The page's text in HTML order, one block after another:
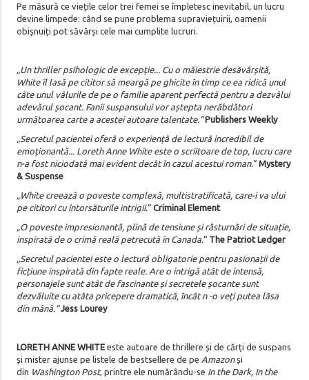
Pe măsură ce viețile celor trei femei se împletesc inevitabil, un lucru
devine limpede: când se pune problema supraviețuirii, oamenii
obișnuiți pot săvârși cele mai cumplite lucruri.
„Un thriller psihologic de excepție... Cu o măiestrie desăvârșită,
White îl lasă pe cititor să meargă pe ghicite în timp ce ea ridică unul
câte unul vălurile de pe o familie aparent perfectă pentru a dezvălui
adevărul șocant. Fanii suspansului vor aștepta nerăbdători
următoarea carte a acestei autoare talentate.“ Publishers Weekly
„Secretul pacientei oferă o experiență de lectură incredibil de
emoționantă... Loreth Anne White este o scriitoare de top, lucru care
n-a fost niciodată mai evident decât în cazul acestui roman.“ Mystery
& Suspense
„White creează o poveste complexă, multistratificată, care-i va ului
pe cititori cu întorsăturile intrigii.“ Criminal Element
„O poveste impresionantă, plină de tensiune și răsturnări de situație,
inspirată de o crimă reală petrecută în Canada. “ The Patriot Ledger
„Secretul pacientei este o lectură obligatorie pentru pasionații de
ficțiune inspirată din fapte reale. Are o intrigă atât de intensă,
personajele sunt atât de fascinante și secretele șocante sunt
dezvăluite cu atâta pricepere dramatică, încât n -o veți putea lăsa
din mână.“Jess Lourey
LORETH ANNE WHITE este autoare de thrillere și de cărți de suspans
și mister ajunse pe listele de bestsellere de pe Amazonși
din Washington Post, printre ele numărându-se In the Dark, In the